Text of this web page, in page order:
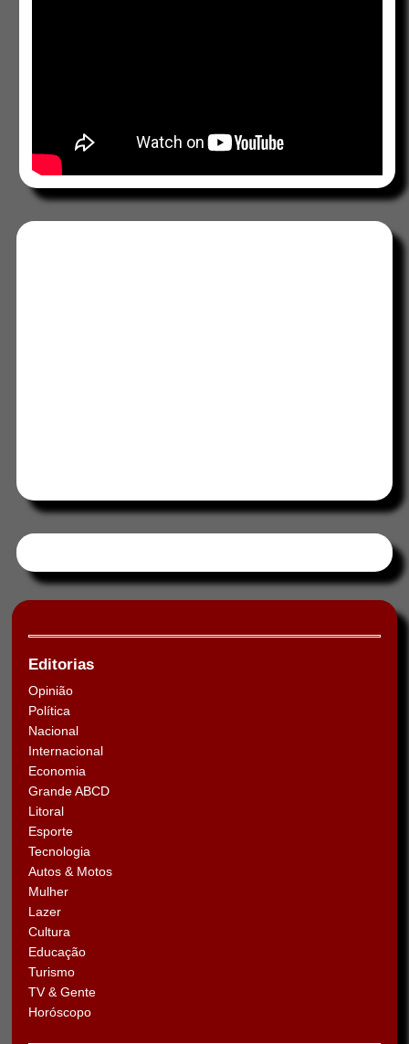
Editorias
Opinião
Política
Nacional
Internacional
Economia
Grande ABCD
Litoral
Esporte
Tecnologia
Autos & Motos
Mulher
Lazer
Cultura
Educação
Turismo
TV & Gente
Horóscopo